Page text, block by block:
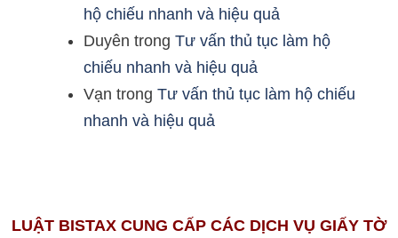
hộ chiếu nhanh và hiệu quả
Duyên trong Tư vấn thủ tục làm hộ
chiếu nhanh và hiệu quả
Vạn trong Tư vấn thủ tục làm hộ chiếu
nhanh và hiệu quả
LUẬT BISTAX CUNG CẤP CÁC DỊCH VỤ GIẤY TỜ